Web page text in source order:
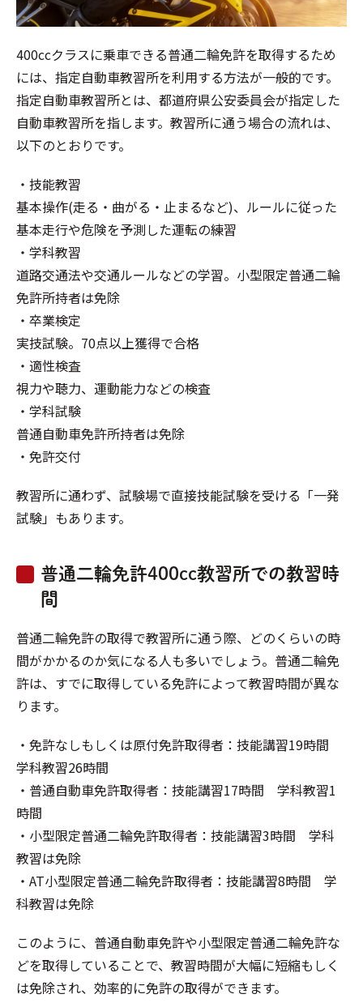
400ccクラスに乗車できる普通二輪免許を取得するため
には、指定自動車教習所を利用する方法が一般的です。
指定自動車教習所とは、都道府県公安委員会が指定した
自動車教習所を指します。教習所に通う場合の流れは、
以下のとおりです。
・技能教習
基本操作(走る・曲がる・止まるなど)、ルールに従った
基本走行や危険を予測した運転の練習
・学科教習
道路交通法や交通ルールなどの学習。小型限定普通二輪
免許所持者は免除
・卒業検定
実技試験。70点以上獲得で合格
・適性検査
視力や聴力、運動能力などの検査
・学科試験
普通自動車免許所持者は免除
・免許交付
教習所に通わず、試験場で直接技能試験を受ける「一発
試験」もあります。
普通二輪免許400cc教習所での教習時
間
普通二輪免許の取得で教習所に通う際、どのくらいの時
間がかかるのか気になる人も多いでしょう。普通二輪免
許は、すでに取得している免許によって教習時間が異な
ります。
・免許なしもしくは原付免許取得者：技能講習19時間
学科教習26時間
・普通自動車免許取得者：技能講習17時間 学科教習1
時間
・小型限定普通二輪免許取得者：技能講習3時間 学科
教習は免除
・AT小型限定普通二輪免許取得者：技能講習8時間 学
科教習は免除
このように、普通自動車免許や小型限定普通二輪免許な
どを取得していることで、教習時間が大幅に短縮もしく
は免除され、効率的に免許の取得ができます。